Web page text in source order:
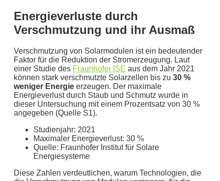
Stromspeicher mit einer Kapazität von
ergibt ein Autarkiegrad von 0 %
Detailliertere Berechnungen liefert unser
Wirtschaftlichkeitsrechner.
die bis 5000 kWh optimiert ist.
Jetzt unverbindliches Angebot erhalten
Bitte lasse dieses Feld leer.
Energieverluste durch
Verschmutzung und ihr Ausmaß
Verschmutzung von Solarmodulen ist ein bedeutender
Faktor für die Reduktion der Stromerzeugung. Laut
einer Studie des Fraunhofer ISE aus dem Jahr 2021
können stark verschmutzte Solarzellen bis zu 30 %
weniger Energie erzeugen. Der maximale
Energieverlust durch Staub und Schmutz wurde in
dieser Untersuchung mit einem Prozentsatz von 30 %
angegeben (Quelle S1).
Studienjahr: 2021
Maximaler Energieverlust: 30 %
Quelle: Fraunhofer Institut für Solare
Energiesysteme
Diese Zahlen verdeutlichen, warum Technologien, die